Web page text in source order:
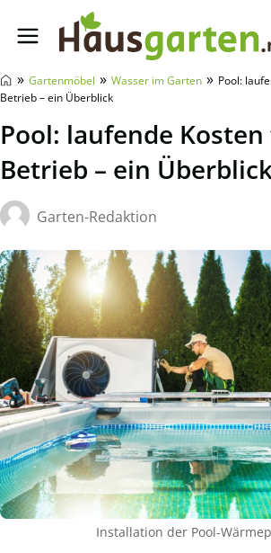
Hausgarten.net
» Gartenmöbel » Wasser im Garten » Pool:
Betrieb – ein Überblick
Pool: laufende
Betrieb – ein
Garten-Redaktion
Installation der Pool-